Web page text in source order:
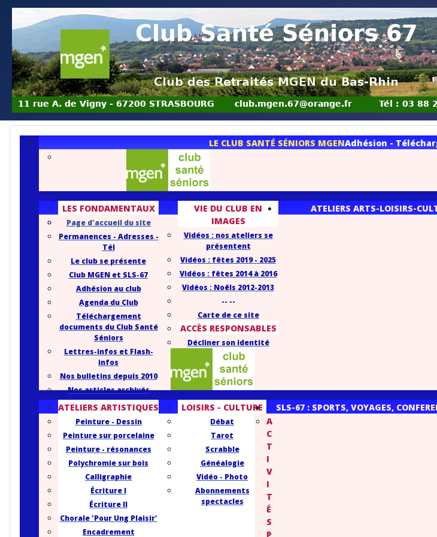
LE CLUB SANTÉ SÉNIORS MGENAdhésion -
LES FONDAMENTAUX
Page d'accueil du site
Permanences - Adresses -
Tél
Le club se présente
Club MGEN et SLS-67
Adhésion au club
Agenda du Club
Téléchargement
documents du Club Santé
Séniors
Lettres-infos et Flash-
infos
Nos bulletins depuis 2010
Nos articles archivés
VIE DU CLUB EN
IMAGES
Vidéos : nos ateliers se
présentent
Vidéos : fêtes 2019 - 2025
Vidéos : fêtes 2014 à 2016
Vidéos : Noëls 2012-2013
-- --
Carte de ce site
ACCÈS RESPONSABLES
Décliner son identité
ATELIERS ARTS-LOISIRS-
ATELIERS ARTISTIQUES
Peinture - Dessin
Peinture sur porcelaine
Peinture - résonances
Polychromie sur bois
Calligraphie
Écriture I
Écriture II
Chorale 'Pour Ung Plaisir'
Encadrement
LOISIRS - CULTURE
Débat
Tarot
Scrabble
Généalogie
Vidéo - Photo
Abonnements
spectacles
SLS-67 : SPORTS, VOYAGES,
A
C
T
I
V
I
T
É
S
P